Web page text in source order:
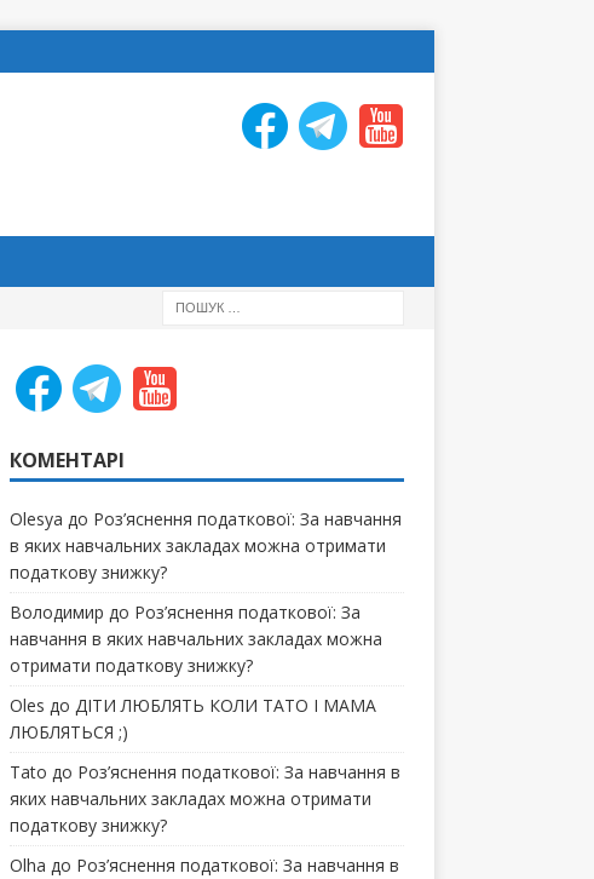
КОМЕНТАРІ
Olesya до Роз’яснення податкової: За навчання
в яких навчальних закладах можна отримати
податкову знижку?
Володимир до Роз’яснення податкової: За
навчання в яких навчальних закладах можна
отримати податкову знижку?
Oles до ДІТИ ЛЮБЛЯТЬ КОЛИ ТАТО І МАМА
ЛЮБЛЯТЬСЯ ;)
Tato до Роз’яснення податкової: За навчання в
яких навчальних закладах можна отримати
податкову знижку?
Olha до Роз’яснення податкової: За навчання в